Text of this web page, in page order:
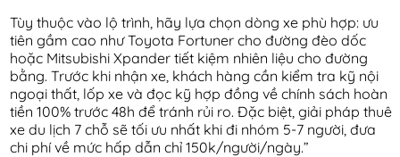
Tùy thuộc vào lộ trình, hãy lựa chọn dòng xe phù hợp: ưu
tiên gầm cao như Toyota Fortuner cho đường đèo dốc
hoặc Mitsubishi Xpander tiết kiệm nhiên liệu cho đường
bằng. Trước khi nhận xe, khách hàng cần kiểm tra kỹ nội
ngoại thất, lốp xe và đọc kỹ hợp đồng về chính sách hoàn
tiền 100% trước 48h để tránh rủi ro. Đặc biệt, giải pháp thuê
xe du lịch 7 chỗ sẽ tối ưu nhất khi đi nhóm 5-7 người, đưa
chi phí về mức hấp dẫn chỉ 150k/người/ngày.”